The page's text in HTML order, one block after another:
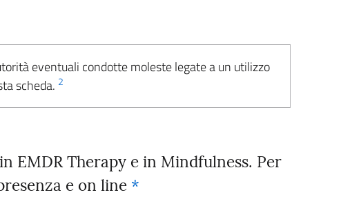
eventuali condotte moleste legate a un utilizzo
scheda. 2
EMDR Therapy e in Mindfulness. Per
e on line *